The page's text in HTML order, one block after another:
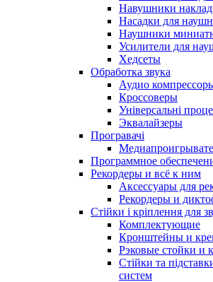
Навушники
Насадки для
Наушники
Усилители для
Хедсеты
Обработка звука
Аудио
Кроссоверы
Універсальні
Эквалайзеры
Програвачі
Программное
Рекордеры и всё к ним
Аксессуары для
Рекордеры и
Стійки і кріплення для
Комплектующие
Кронштейны и
Рэковые стойки и
Стійки та
систем